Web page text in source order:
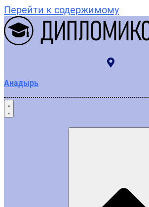
Перейти к содержимому
Анадырь